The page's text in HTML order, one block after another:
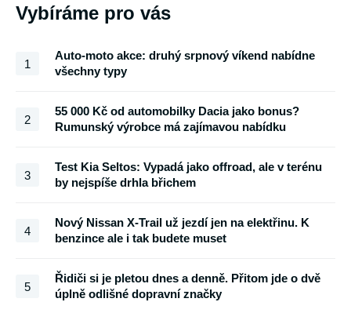
Vybíráme pro vás
1
Auto-moto akce: druhý srpnový víkend nabídne
všechny typy
2
55 000 Kč od automobilky Dacia jako bonus?
Rumunský výrobce má zajímavou nabídku
3
Test Kia Seltos: Vypadá jako offroad, ale v terénu
by nejspíše drhla břichem
4
Nový Nissan X-Trail už jezdí jen na elektřinu. K
benzince ale i tak budete muset
5
Řidiči si je pletou dnes a denně. Přitom jde o dvě
úplně odlišné dopravní značky